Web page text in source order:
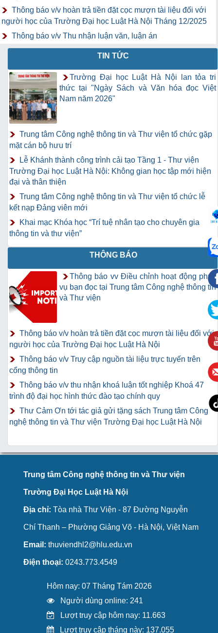
Thông báo v/v hoàn trả tiền đặt cọc mượn tài liệu đối với
người học của Trường Đại học Luật Hà Nội Tháng 12/2025
Thông báo v/v Thu nhận luận văn, luận án
TIN TỨC
Trường Đại học Luật Hà Nội lan tỏa tri
thức tại "Ngày Sách và Văn hóa đọc Việt
Nam năm 2026"
Trung tâm Công nghệ thông tin và Thư viện tổ chức gặp
mặt cán bộ hưu trí
Lễ Khánh thành công trình cải tạo Tầng 1 - Thư viện
Trường Đại học Luật Hà Nội: Không gian học tập mới hiện
đại và thân thiện
Trung tâm Công nghệ thông tin và Thư viện tổ chức lễ
kết nạp Đảng viên mới
Khai mạc Khóa học “Trí tuệ nhân tạo cho chuyên gia
thông tin và thư viện”
THÔNG BÁO
Thông báo vv Điều chỉnh hoạt động phục
vụ bạn đọc tại Trung tâm Công nghệ thông tin
và Thư viện
Thông báo v/v hoàn trả tiền đặt cọc mượn tài liệu đối với
người học của Trường Đại học Luật Hà Nội
Thông báo v/v Truy cập nguồn tài liệu trực tuyến trên
cổng thông tin
Thông báo v/v thu nhận khoá luận tốt nghiệp Khoá 47
trình độ đại học hình thức đào tạo chính quy
Thư Cảm Ơn tới tác giả gửi tặng sách Trung tâm Công
nghệ thông tin và Thư viện Trường Đại học Luật Hà Nội
Trung tâm Công nghệ thông tin và Thư viện
Trường Đại Học Luật Hà Nội
Địa chỉ: Tòa nhà Thư Viện - 87 Đường Nguyễn
Chí Thanh – Phường Giảng Võ - Hà Nội, Việt Nam
Email: thuviendhl2@hlu.edu.vn
Điện thoại: 0243.773.4549
Hôm nay: 07 Tháng Tám 2026
Người dùng online: 241
Lượt truy cập hôm nay: 11.663
Lượt truy cập tháng này: 137.055